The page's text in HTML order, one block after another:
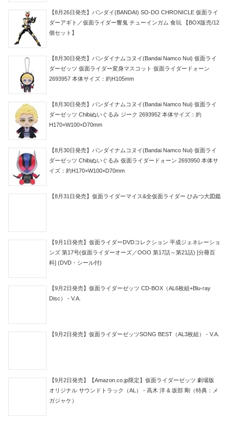
【8月26日発売】バンダイ(BANDAI) SO-DO CHRONICLE 仮面ライ
ダーアギト／仮面ライダー響鬼 チューインガム 食玩 【BOX販売/12
個セット】
【8月30日発売】バンダイナムコヌイ(Bandai Namco Nui) 仮面ライ
ダーゼッツ 仮面ライダー変身マスコット 仮面ライダードォーン
2693957 本体サイズ：約H105mm
【8月30日発売】バンダイナムコヌイ(Bandai Namco Nui) 仮面ライ
ダーゼッツ Chibiぬいぐるみ ジーク 2693952 本体サイズ：約
H170×W100×D70mm
【8月30日発売】バンダイナムコヌイ(Bandai Namco Nui) 仮面ライ
ダーゼッツ Chibiぬいぐるみ 仮面ライダードォーン 2693950 本体サ
イズ：約H170×W100×D70mm
【8月31日発売】仮面ライダーマイス&全仮面ライダー ひみつ大図鑑
【9月1日発売】仮面ライダーDVDコレクション 平成ジェネレーショ
ンズ 第17号(仮面ライダーオーズ／OOO 第17話～第21話) [分冊百
科] (DVD・シール付)
【9月2日発売】仮面ライダーゼッツ CD-BOX（AL6枚組+Blu-ray
Disc） - V.A.
【9月2日発売】仮面ライダーゼッツSONG BEST（AL3枚組） - V.A.
【9月2日発売】【Amazon.co.jp限定】仮面ライダーゼッツ 劇場版
オリジナル サウンドトラック（AL） - 高木 洋 & 坂部 剛（特典：メ
ガジャケ）